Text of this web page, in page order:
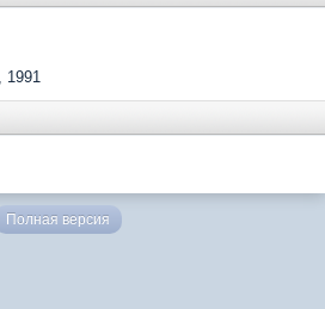
1991
Полная версия